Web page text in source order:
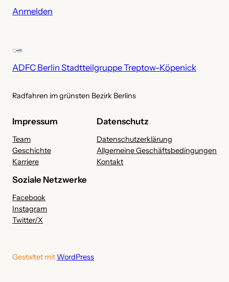
i
Anmelden
ADFC Berlin Stadtteilgruppe Treptow-Köpenick
Radfahren im grünsten Bezirk Berlins
Impressum
Team
Geschichte
Karriere
Datenschutz
Datenschutzerklärung
Allgemeine Geschäftsbedingungen
Kontakt
Soziale Netzwerke
Facebook
Instagram
Twitter/X
Gestaltet mit WordPress